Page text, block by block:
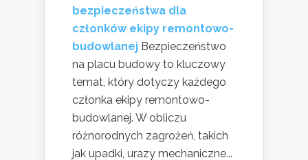
bezpieczeństwa dla
członków ekipy remontowo-
budowlanej Bezpieczeństwo
na placu budowy to kluczowy
temat, który dotyczy każdego
członka ekipy remontowo-
budowlanej. W obliczu
różnorodnych zagrożeń, takich
jak upadki, urazy mechaniczne...